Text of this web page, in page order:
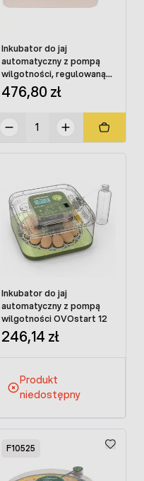
Inkubator do jaj
automatyczny z pompą
wilgotności, regulowaną
tacą OVOstart 56
476,80 zł
Inkubator do jaj
automatyczny z pompą
wilgotności OVOstart 12
246,14 zł
Produkt
niedostępny
F10525